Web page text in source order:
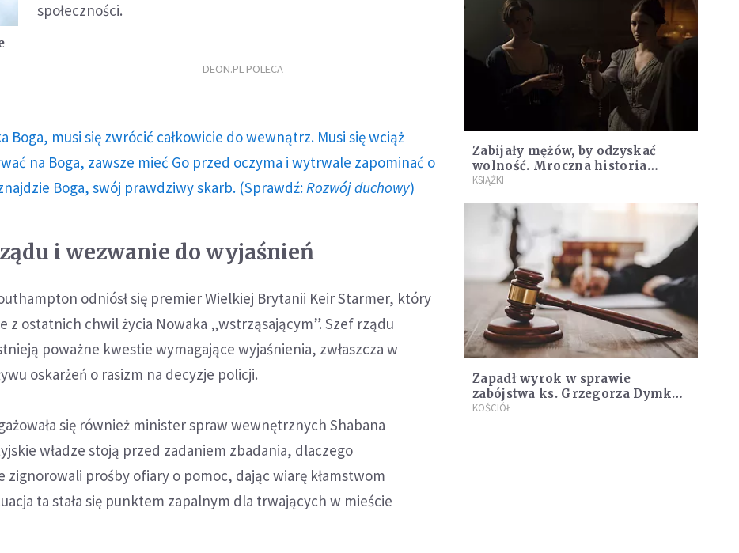
społeczności.
DEON.PL POLECA
Boga, musi się zwrócić całkowicie do wewnątrz. Musi się wciąż
na Boga, zawsze mieć Go przed oczyma i wytrwale zapominać o
Boga, swój prawdziwy skarb. (Sprawdź: Rozwój duchowy)
i wezwanie do wyjaśnień
odniósł się premier Wielkiej Brytanii Keir Starmer, który
z ostatnich chwil życia Nowaka „wstrząsającym”. Szef rządu
poważne kwestie wymagające wyjaśnienia, zwłaszcza w
oskarżeń o rasizm na decyzje policji.
się również minister spraw wewnętrznych Shabana
władze stoją przed zadaniem zbadania, dlaczego
zignorowali prośby ofiary o pomoc, dając wiarę kłamstwom
ta stała się punktem zapalnym dla trwających w mieście
Zabijały mężów, by odzyskać
wolność. Mroczna historia
Fanny Lambert z Marsylii
KSIĄŻKI
Zapadł wyrok w sprawie
zabójstwa ks. Grzegorza Dymka.
Sąd uznał Tomasza J. za winnego
KOŚCIÓŁ